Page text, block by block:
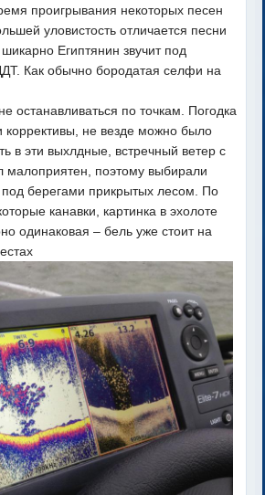
проигрывания некоторых песен
уловистость отличается песни
Египтянин звучит под
Как обычно бородатая селфи на
останавливаться по точкам. Погодка
коррективы, не везде можно было
в эти выхлдные, встречный ветер с
поэтому выбирали
под берегами прикрытых лесом. По
канавки, картинка в эхолоте
одинаковая – бель уже стоит на